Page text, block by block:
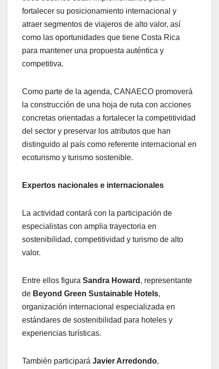
fortalecer su posicionamiento internacional y
atraer segmentos de viajeros de alto valor, así
como las oportunidades que tiene Costa Rica
para mantener una propuesta auténtica y
competitiva.
Como parte de la agenda, CANAECO promoverá
la construcción de una hoja de ruta con acciones
concretas orientadas a fortalecer la competitividad
del sector y preservar los atributos que han
distinguido al país como referente internacional en
ecoturismo y turismo sostenible.
Expertos nacionales e internacionales
La actividad contará con la participación de
especialistas con amplia trayectoria en
sostenibilidad, competitividad y turismo de alto
valor.
Entre ellos figura Sandra Howard , representante
de Beyond Green Sustainable Hotels,
organización internacional especializada en
estándares de sostenibilidad para hoteles y
experiencias turísticas.
También participará Javier Arredondo,